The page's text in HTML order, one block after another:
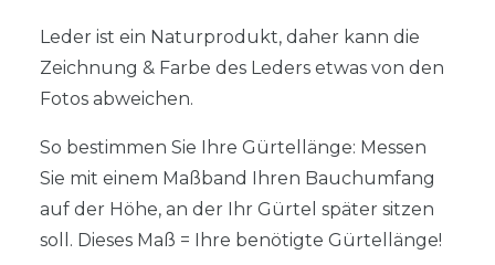
Leder ist ein Naturprodukt, daher kann die
Zeichnung & Farbe des Leders etwas von den
Fotos abweichen.
So bestimmen Sie Ihre Gürtellänge: Messen
Sie mit einem Maßband Ihren Bauchumfang
auf der Höhe, an der Ihr Gürtel später sitzen
soll. Dieses Maß = Ihre benötigte Gürtellänge!